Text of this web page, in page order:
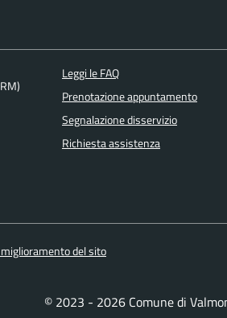
Leggi le FAQ
Prenotazione appuntamento
Segnalazione disservizio
Richiesta assistenza
del sito
© 2023 - 2026 Comune di